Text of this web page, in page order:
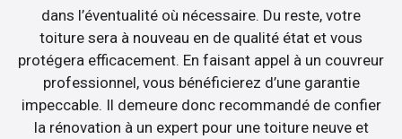
dans l’éventualité où nécessaire. Du reste, votre
toiture sera à nouveau en de qualité état et vous
protégera efficacement. En faisant appel à un couvreur
professionnel, vous bénéficierez d’une garantie
impeccable. Il demeure donc recommandé de confier
la rénovation à un expert pour une toiture neuve et